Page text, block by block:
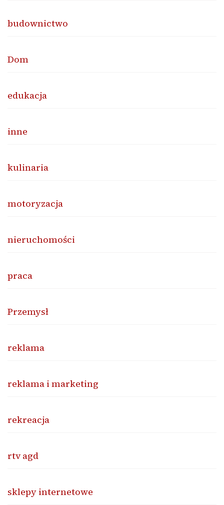
budownictwo
Dom
edukacja
inne
kulinaria
motoryzacja
nieruchomości
praca
Przemysł
reklama
reklama i marketing
rekreacja
rtv agd
sklepy internetowe